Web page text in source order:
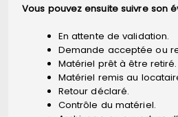
Vous pouvez ensuite suivre son
En attente de validation.
Demande acceptée ou
Matériel prêt à être retiré.
Matériel remis au
Retour déclaré.
Contrôle du matériel.